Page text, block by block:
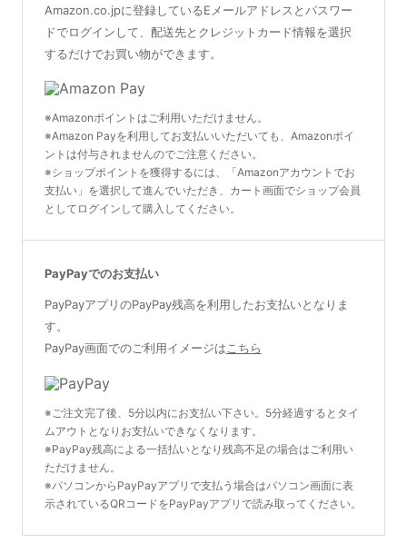
Amazon.co.jpに登録しているEメールアドレスとパスワー
ドでログインして、配送先とクレジットカード情報を選択
するだけでお買い物ができます。
※Amazonポイントはご利用いただけません。
※Amazon Payを利用してお支払いいただいても、Amazonポイ
ントは付与されませんのでご注意ください。
※ショップポイントを獲得するには、「Amazonアカウントでお
支払い」を選択して進んでいただき、カート画面でショップ会員
としてログインして購入してください。
PayPayでのお支払い
PayPayアプリのPayPay残高を利用したお支払いとなりま
す。
PayPay画面でのご利用イメージは こちら
※ご注文完了後、5分以内にお支払い下さい。5分経過するとタイ
ムアウトとなりお支払いできなくなります。
※PayPay残高による一括払いとなり残高不足の場合はご利用い
ただけません。
※パソコンからPayPayアプリで支払う場合はパソコン画面に表
示されているQRコードをPayPayアプリで読み取ってください。